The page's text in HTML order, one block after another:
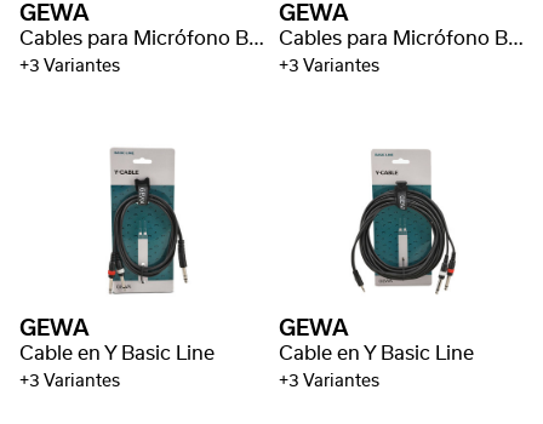
GEWA
Cables para Micrófono Basic Line
+3 Variantes
GEWA
Cables para Micrófono Basic Line
+3 Variantes
GEWA
Cable en Y Basic Line
+3 Variantes
GEWA
Cable en Y Basic Line
+3 Variantes